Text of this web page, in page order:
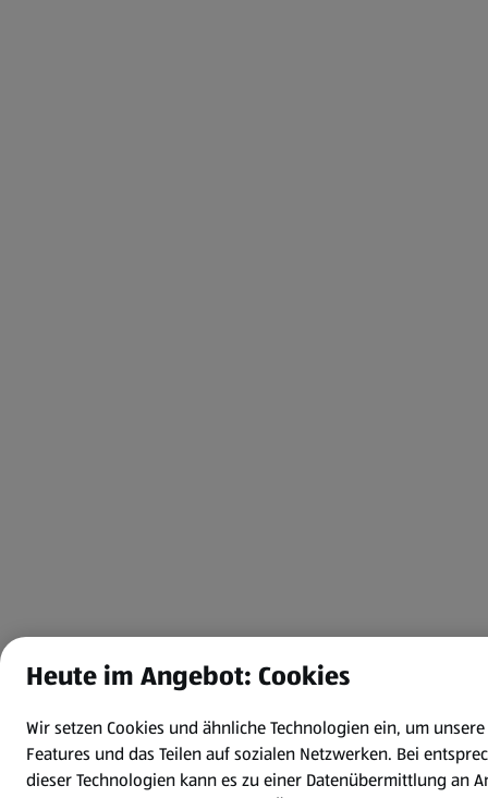
Heute im Angebot: Cookies
Wir setzen Cookies und ähnliche Technologien ein, um
Features und das Teilen auf sozialen Netzwerken. Bei
dieser Technologien kann es zu einer Datenübermittlung an